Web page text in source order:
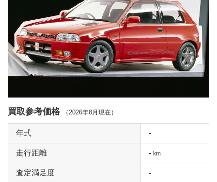
買取参考価格 （ 2026年8月 現在）
年式 -
走行距離 - km
査定満足度 -